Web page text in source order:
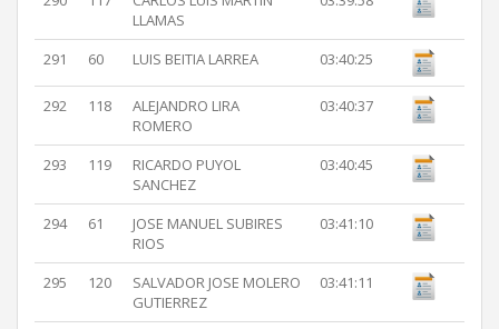
LLAMAS
291 60 LUIS BEITIA LARREA 03:40:25
292 118
ALEJANDRO LIRA
ROMERO
03:40:37
293 119
RICARDO PUYOL
SANCHEZ
03:40:45
294 61
JOSE MANUEL SUBIRES
RIOS
03:41:10
295 120
SALVADOR JOSE MOLERO
GUTIERREZ
03:41:11